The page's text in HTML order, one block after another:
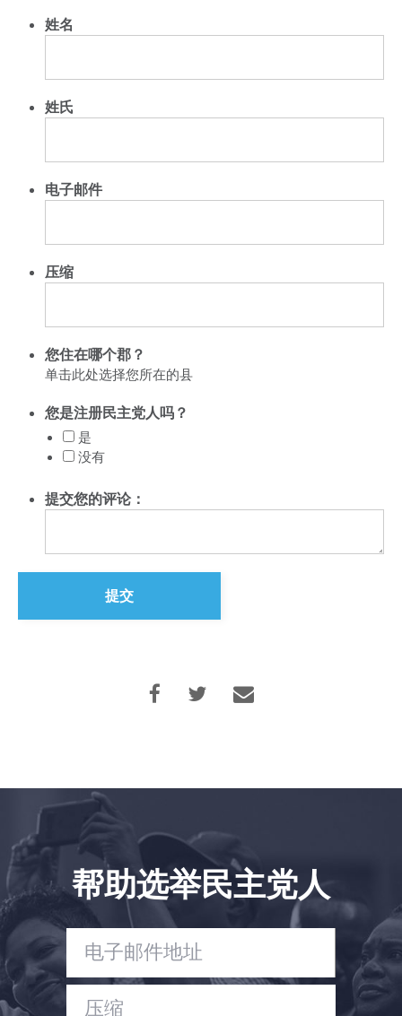
Take Back the Courts
您的派对
姓名
姓氏
电子邮件
压缩
您住在哪个郡？
您是注册民主党人吗？
是
没有
提交您的评论：
帮助选举民主党人